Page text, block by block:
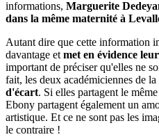
informations, Marguerite
dans la même maternité à
Autant dire que cette information
davantage etmet en évidence
important de préciser qu'elles ne
fait, les deux académiciennes de
d'écart. Si elles partagent le
Ebony partagent également un
artistique. Et ce ne sont pas les
le contraire !